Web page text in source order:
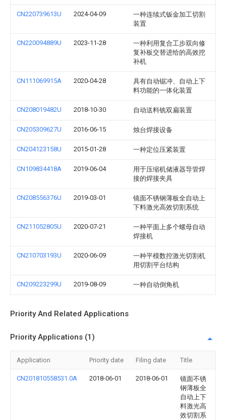
CN220739613U 2024-04-09
一种连续式钣金加工切割
装置
CN220094889U 2023-11-28
一种利用复合工步双向修
复补板交替进给的高效挖
补机
CN111069915A 2020-04-28
具有自动锯冲、自动上下
料功能的一体化装置
CN208019482U 2018-10-30 自动送料铣双扁装置
CN205309627U 2016-06-15 烛台焊接设备
CN204123158U 2015-01-28 一种定位压紧装置
CN109834418A 2019-06-04
用于压缩机储液器导管焊
接的焊接夹具
CN208556376U 2019-03-01
镜面不锈钢薄板全自动上
下料激光高效切割系统
CN211052805U 2020-07-21
一种平面上多个螺母自动
焊接机
CN210703193U 2020-06-09
一种平模数控激光切割机
用切割平台结构
CN209223299U 2019-08-09 一种自动倒角机
Priority And Related Applications
Priority Applications (1)
Application Priority date Filing date Title
CN201810558531.0A 2018-06-01 2018-06-01
镜面不锈
钢薄板全
自动上下
料激光高
效切割系